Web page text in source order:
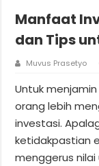
Manfaat
dan Tips
Muvus Prasetyo
Untuk
orang lebih
investasi.
ketidakpastian
menggerus nilai